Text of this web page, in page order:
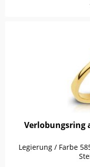
Verlobungsring
Legierung / Farbe